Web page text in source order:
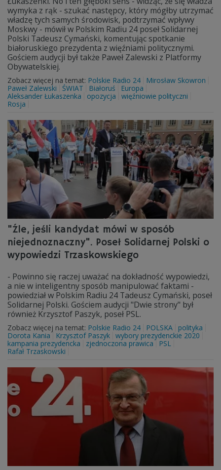
wymyka z rąk - szukać następcy, który mógłby utrzymać
władzę tych samych środowisk, podtrzymać wpływy
Moskwy - mówił w Polskim Radiu 24 poseł Solidarnej
Polski Tadeusz Cymański, komentując spotkanie
białoruskiego prezydenta z więźniami politycznymi.
Gościem audycji był także Paweł Zalewski z Platformy
Obywatelskiej.
Zobacz więcej na temat: Polskie Radio 24
Mirosław Skowron
Paweł Zalewski
ŚWIAT Białoruś
Europa
Aleksander Łukaszenka
opozycja
więźniowie polityczni
Rosja
"Źle, jeśli kandydat mówi w sposób
niejednoznaczny". Poseł Solidarnej Polski o
wypowiedzi Trzaskowskiego
- Powinno się raczej uważać na dokładność wypowiedzi,
a nie w inteligentny sposób manipulować faktami -
powiedział w Polskim Radiu 24 Tadeusz Cymański, poseł
Solidarnej Polski. Gościem audycji "Dwie strony" był
również Krzysztof Paszyk, poseł PSL.
Zobacz więcej na temat: Polskie Radio 24 POLSKA
polityka
Dorota Kania
Krzysztof Paszyk wybory prezydenckie 2020
kampania prezydencka
zjednoczona prawica
PSL
Rafał Trzaskowski